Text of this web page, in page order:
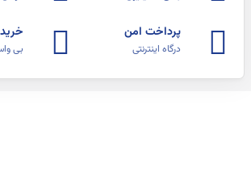
پرداخت امن
درگاه اینترنتی بی